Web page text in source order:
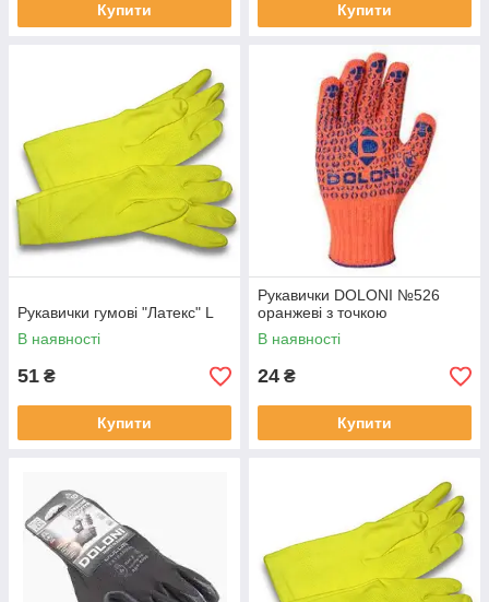
Купити Купити
Рукавички гумові "Латекс" L
В наявності
51 ₴
Купити
Рукавички DOLONI №526
оранжеві з точкою
В наявності
24 ₴
Купити